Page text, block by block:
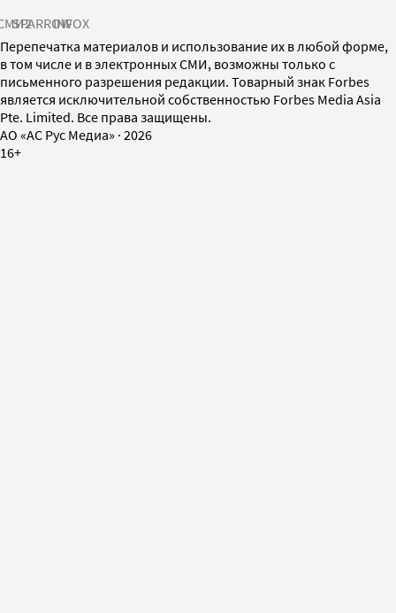
SPARROWINFOX
Перепечатка материалов и использование их в любой форме,
в том числе и в электронных СМИ, возможны только с
письменного разрешения редакции. Товарный знак Forbes
является исключительной собственностью Forbes Media Asia
Pte. Limited. Все права защищены.
AO «АС Рус Медиа» · 2026
16+